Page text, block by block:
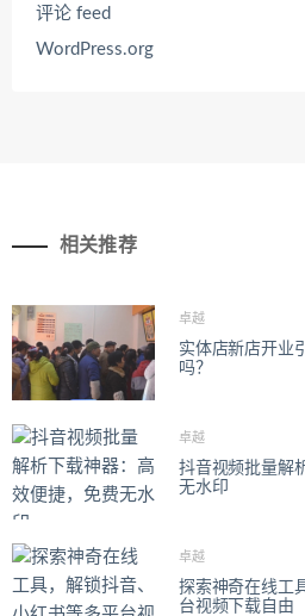
评论 feed
WordPress.org
相关推荐
卓越
实体店新店开业
吗？
卓越
抖音视频批量解
无水印
卓越
探索神奇在线工
台视频下载自由